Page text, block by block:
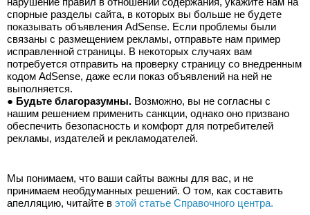
спорные разделы сайта, в которых вы больше не будете
показывать объявления AdSense. Если проблемы были
связаны с размещением рекламы, отправьте нам пример
исправленной страницы. В некоторых случаях вам
потребуется отправить на проверку страницу со внедренным
кодом AdSense, даже если показ объявлений на ней не
выполняется.
● Будьте благоразумны. Возможно, вы не согласны с
нашим решением применить санкции, однако оно призвано
обеспечить безопасность и комфорт для потребителей
рекламы, издателей и рекламодателей.
Мы понимаем, что ваши сайты важны для вас, и не
принимаем необдуманных решений. О том, как составить
апелляцию, читайте в этой статье Справочного центра.